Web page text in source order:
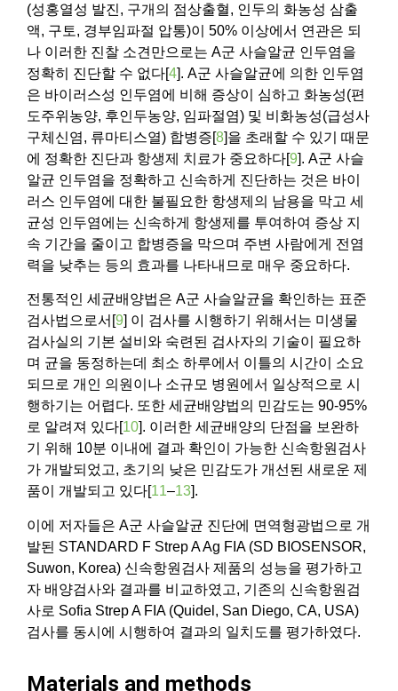
(성홍열성 발진, 구개의 점상출혈, 인두의 화농성 삼출
액, 구토, 경부임파절 압통)이 50% 이상에서 연관은 되
나 이러한 진찰 소견만으로는 A군 사슬알균 인두염을
정확히 진단할 수 없다[4]. A군 사슬알균에 의한 인두염
은 바이러스성 인두염에 비해 증상이 심하고 화농성(편
도주위농양, 후인두농양, 임파절염) 및 비화농성(급성사
구체신염, 류마티스열) 합병증[8]을 초래할 수 있기 때문
에 정확한 진단과 항생제 치료가 중요하다[9]. A군 사슬
알균 인두염을 정확하고 신속하게 진단하는 것은 바이
러스 인두염에 대한 불필요한 항생제의 남용을 막고 세
균성 인두염에는 신속하게 항생제를 투여하여 증상 지
속 기간을 줄이고 합병증을 막으며 주변 사람에게 전염
력을 낮추는 등의 효과를 나타내므로 매우 중요하다.
전통적인 세균배양법은 A군 사슬알균을 확인하는 표준
검사법으로서[9] 이 검사를 시행하기 위해서는 미생물
검사실의 기본 설비와 숙련된 검사자의 기술이 필요하
며 균을 동정하는데 최소 하루에서 이틀의 시간이 소요
되므로 개인 의원이나 소규모 병원에서 일상적으로 시
행하기는 어렵다. 또한 세균배양법의 민감도는 90-95%
로 알려져 있다[10]. 이러한 세균배양의 단점을 보완하
기 위해 10분 이내에 결과 확인이 가능한 신속항원검사
가 개발되었고, 초기의 낮은 민감도가 개선된 새로운 제
품이 개발되고 있다[11–13].
이에 저자들은 A군 사슬알균 진단에 면역형광법으로 개
발된 STANDARD F Strep A Ag FIA (SD BIOSENSOR,
Suwon, Korea) 신속항원검사 제품의 성능을 평가하고
자 배양검사와 결과를 비교하였고, 기존의 신속항원검
사로 Sofia Strep A FIA (Quidel, San Diego, CA, USA)
검사를 동시에 시행하여 결과의 일치도를 평가하였다.
Materials and methods